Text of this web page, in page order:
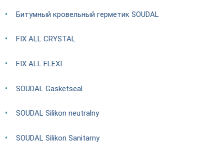
Битумный кровельный герметик SOUDAL
FIX ALL CRYSTAL
FIX ALL FLEXI
SOUDAL Gasketseal
SOUDAL Silikon neutralny
SOUDAL Silikon Sanitarny